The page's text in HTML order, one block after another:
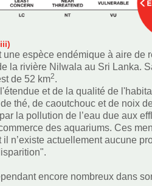
une espèce endémique à aire
la rivière Nilwala au Sri Lanka.
de 52 km2.
et de la qualité de
thé, de caoutchouc et de noix
la pollution de l’eau due aux
des aquariums. Ces
n’existe actuellement aucune
encore nombreux dans